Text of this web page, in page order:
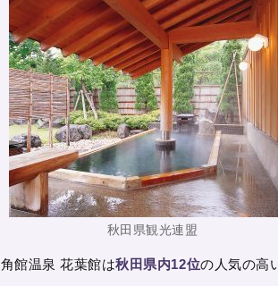
秋田県観光連盟
角館温泉 花葉館は秋田県内12位の人気の高